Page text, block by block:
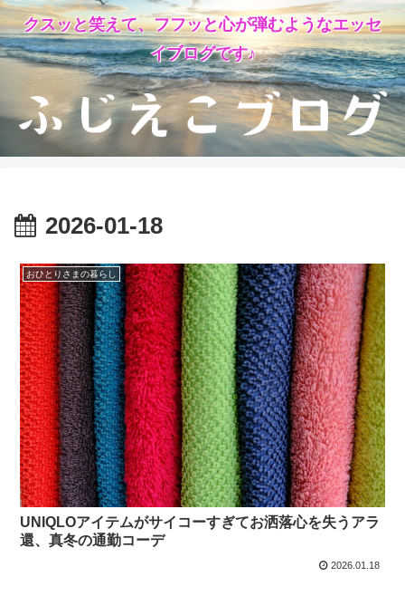
クスッと笑えて、フフッと心が弾むようなエッセ
イブログです♪
2026-01-18
おひとりさまの暮らし
UNIQLOアイテムがサイコーすぎてお洒落心を失うアラ
還、真冬の通勤コーデ
2026.01.18